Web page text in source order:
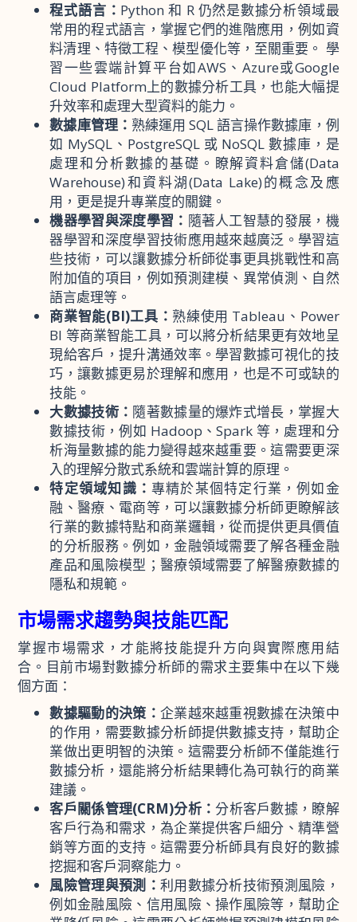
程式語言： Python 和 R 仍然是數據分析領域最
常用的程式語言，掌握它們的進階應用，例如資
料清理、特徵工程、模型優化等，至關重要。 學
習一些雲端計算平台如AWS、Azure或Google
Cloud Platform上的數據分析工具，也能大幅提
升效率和處理大型資料的能力。
數據庫管理： 熟練運用 SQL 語言操作數據庫，例
如 MySQL、PostgreSQL 或 NoSQL 數據庫，是
處理和分析數據的基礎。瞭解資料倉儲(Data
Warehouse)和資料湖(Data Lake)的概念及應
用，更是提升專業度的關鍵。
機器學習與深度學習： 隨著人工智慧的發展，機
器學習和深度學習技術應用越來越廣泛。學習這
些技術，可以讓數據分析師從事更具挑戰性和高
附加值的項目，例如預測建模、異常偵測、自然
語言處理等。
商業智能(BI)工具： 熟練使用 Tableau、Power
BI 等商業智能工具，可以將分析結果更有效地呈
現給客戶，提升溝通效率。學習數據可視化的技
巧，讓數據更易於理解和應用，也是不可或缺的
技能。
大數據技術： 隨著數據量的爆炸式增長，掌握大
數據技術，例如 Hadoop、Spark 等，處理和分
析海量數據的能力變得越來越重要。這需要更深
入的理解分散式系統和雲端計算的原理。
特定領域知識： 專精於某個特定行業，例如金
融、醫療、電商等，可以讓數據分析師更瞭解該
行業的數據特點和商業邏輯，從而提供更具價值
的分析服務。例如，金融領域需要了解各種金融
產品和風險模型；醫療領域需要了解醫療數據的
隱私和規範。
市場需求趨勢與技能匹配
掌握市場需求，才能將技能提升方向與實際應用結
合。目前市場對數據分析師的需求主要集中在以下幾
個方面：
數據驅動的決策： 企業越來越重視數據在決策中
的作用，需要數據分析師提供數據支持，幫助企
業做出更明智的決策。這需要分析師不僅能進行
數據分析，還能將分析結果轉化為可執行的商業
建議。
客戶關係管理(CRM)分析：分析客戶數據，瞭解
客戶行為和需求，為企業提供客戶細分、精準營
銷等方面的支持。這需要分析師具有良好的數據
挖掘和客戶洞察能力。
風險管理與預測： 利用數據分析技術預測風險，
例如金融風險、信用風險、操作風險等，幫助企